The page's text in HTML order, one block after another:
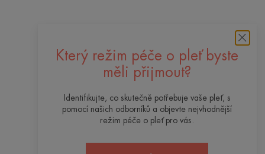
Který režim péče o pleť byste
měli přijmout?
Identifikujte, co skutečně potřebuje vaše pleť, s
pomocí našich odborníků a objevte nejvhodnější
režim péče o pleť pro vás.